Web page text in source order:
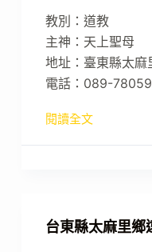
教別：道教
主神：天上聖母
地址：臺東縣太麻
電話：089-
閱讀全文
台東縣太麻里鄉